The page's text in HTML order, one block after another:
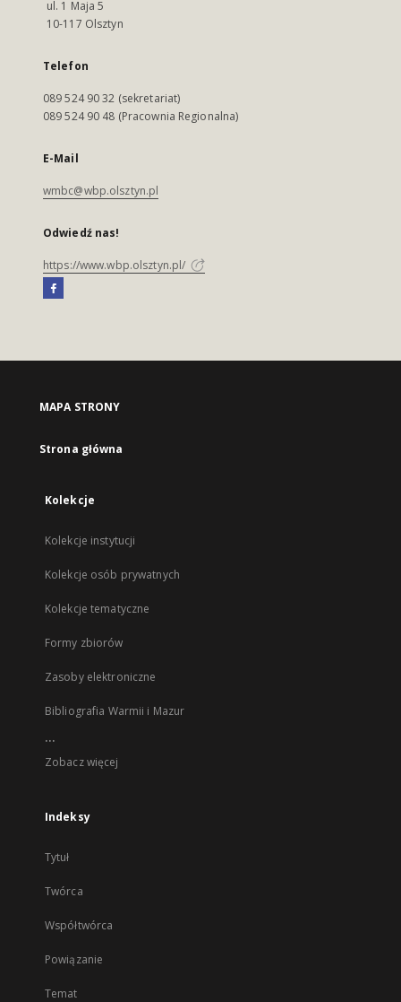
ul. 1 Maja 5
10-117 Olsztyn
Telefon
089 524 90 32 (sekretariat)
089 524 90 48 (Pracownia Regionalna)
E-Mail
wmbc@wbp.olsztyn.pl
Odwiedź nas!
https://www.wbp.olsztyn.pl/
MAPA STRONY
Strona główna
Kolekcje
Kolekcje instytucji
Kolekcje osób prywatnych
Kolekcje tematyczne
Formy zbiorów
Zasoby elektroniczne
Bibliografia Warmii i Mazur
...
Zobacz więcej
Indeksy
Tytuł
Twórca
Współtwórca
Powiązanie
Temat